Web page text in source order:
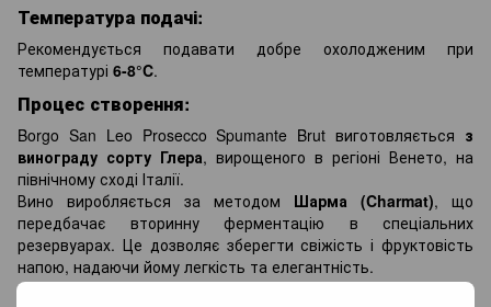
Температура подачі:
Рекомендується подавати добре охолодженим при
температурі 6-8°C.
Процес створення:
Borgo San Leo Prosecco Spumante Brut виготовляється з
винограду сорту Глера, вирощеного в регіоні Венето, на
північному сході Італії.
Вино виробляється за методом Шарма (Charmat), що
передбачає вторинну ферментацію в спеціальних
резервуарах. Це дозволяє зберегти свіжість і фруктовість
напою, надаючи йому легкість та елегантність.